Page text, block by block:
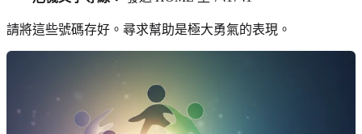
請將這些號碼存好。尋求幫助是極大勇氣的表現。